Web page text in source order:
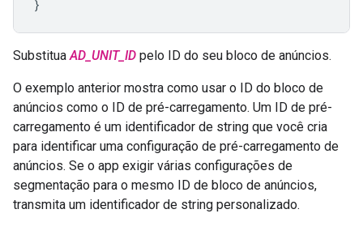
}
SubstituaAD_UNIT_ID pelo ID do seu bloco de anúncios.
O exemplo anterior mostra como usar o ID do bloco de
anúncios como o ID de pré-carregamento. Um ID de pré-
carregamento é um identificador de string que você cria
para identificar uma configuração de pré-carregamento de
anúncios. Se o app exigir várias configurações de
segmentação para o mesmo ID de bloco de anúncios,
transmita um identificador de string personalizado.